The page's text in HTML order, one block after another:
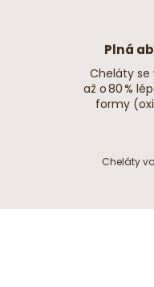
Plná
Cheláty se
až o 80 %
formy
Cheláty